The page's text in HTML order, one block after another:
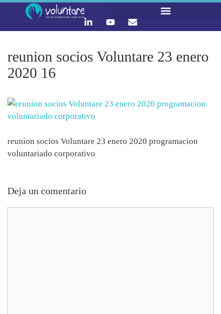
reunion socios Voluntare 23 enero
2020 16
reunion socios Voluntare 23 enero 2020 programacion
voluntariado corporativo
Deja un comentario